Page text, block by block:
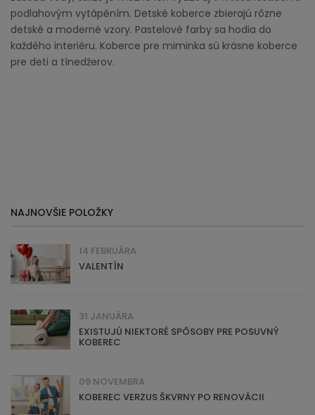
podlahovým vytápěním. Detské koberce zbierajú rôzne
detské a moderné vzory. Pastelové farby sa hodia do
každého interiéru. Koberce pre miminka sú krásne koberce
pre deti a tínedžerov.
NAJNOVŠIE POLOŽKY
14 FEBRUÁRA
VALENTÍN
31 JANUÁRA
EXISTUJÚ NIEKTORÉ SPÔSOBY PRE POSUVNÝ
KOBEREC
09 NOVEMBRA
KOBEREC VERZUS ŠKVRNY PO RENOVÁCII